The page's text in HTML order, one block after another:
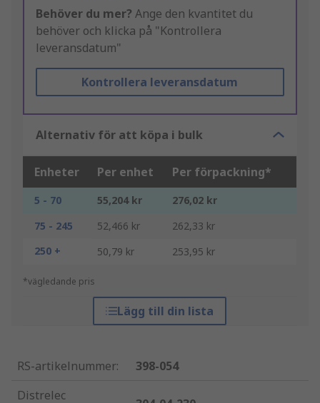
Behöver du mer? Ange den kvantitet du
behöver och klicka på "Kontrollera
leveransdatum"
Kontrollera leveransdatum
Alternativ för att köpa i bulk
Enheter Per enhet Per förpackning*
5 - 70 55,204 kr
276,02 kr
75 - 245
52,466 kr
262,33 kr
250 +
50,79 kr 253,95 kr
*vägledande pris
Lägg till din lista
RS-artikelnummer:
398-054
Distrelec